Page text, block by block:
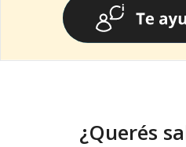
¿Querés